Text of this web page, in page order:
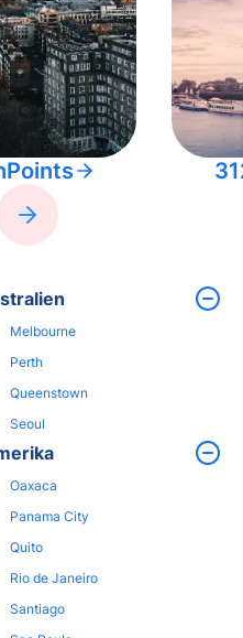
Melbourne
Perth
Queenstown
Seoul
Oaxaca
Panama City
Quito
Rio de Janeiro
Santiago